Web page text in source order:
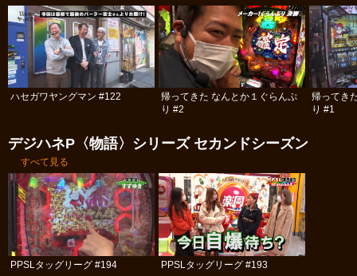
ハセガワヤングマン #122
帰ってきた なんとか１ぐらんぷ
り #2
帰ってき
り #1
デジハネP〈物語〉シリーズ セカンドシーズン
すべて見る
PPSLタッグリーグ #194 PPSLタッグリーグ #193